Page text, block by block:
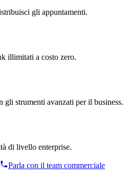
gli appuntamenti.
illimitati a costo zero.
gli strumenti avanzati per il business.
di livello enterprise.
Parla con il team commerciale